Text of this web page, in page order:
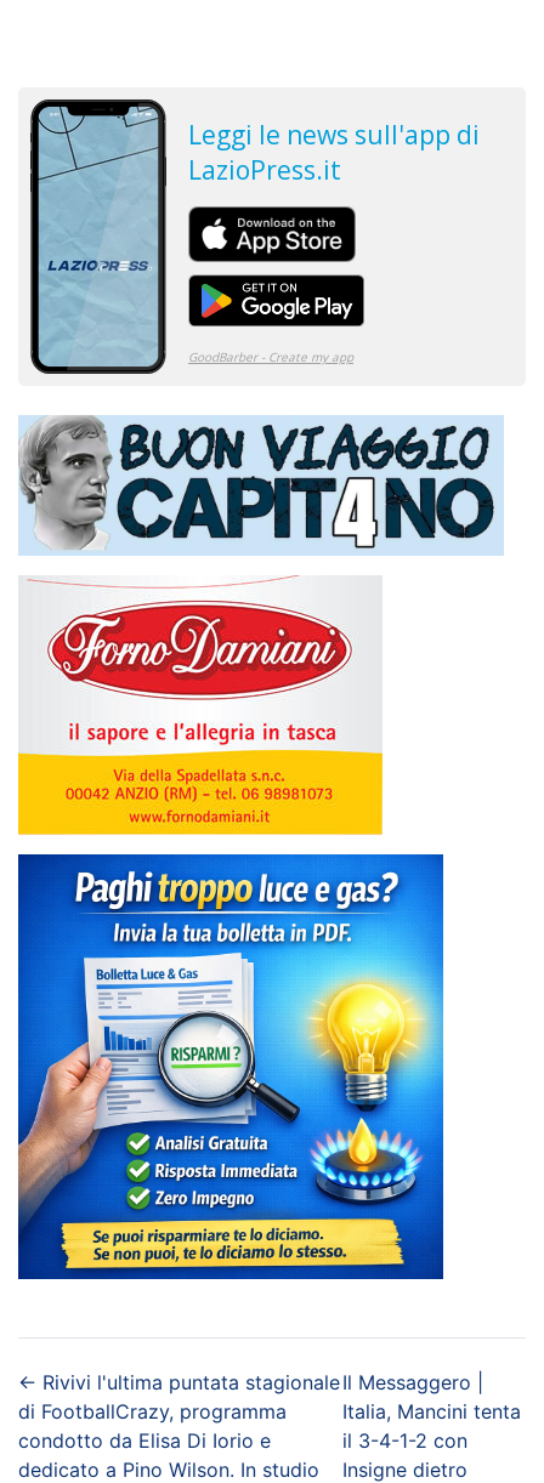
← Rivivi l'ultima puntata stagionale
di FootballCrazy, programma
condotto da Elisa Di Iorio e
dedicato a Pino Wilson. In studio
Il Messaggero |
Italia, Mancini tenta
il 3-4-1-2 con
Insigne dietro